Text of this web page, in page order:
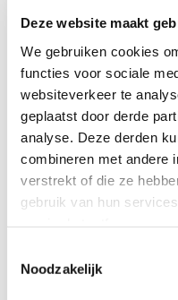
Deze website maakt
We gebruiken cookies
functies voor sociale
websiteverkeer te
geplaatst door derde
analyse. Deze derden
combineren met andere
verstrekt of die ze
gebruik van hun
Noodzakelijk
In opdracht van het
en Koninkrijksrelaties
digitaliseringsproject
ontwikkeld, is er een
overheden over hun